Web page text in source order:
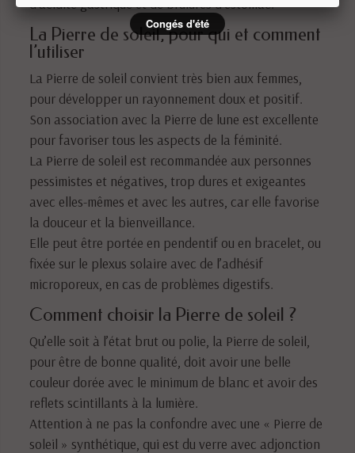
La Pierre de soleil, pour qui et comment
l’utiliser
La Pierre de soleil convient très bien aux femmes,
pour développer un rayonnement doux et positif.
Son association avec la Pierre de lune est excellente
pour favoriser tous les aspects de la féminité.
La Pierre de soleil est recommandée aux personnes
pessimistes et négatives, trop dures et exigeantes
avec elles-mêmes et avec les autres, car elle favorise
la douceur et la bienveillance.
Elle peut être portée en pendentif ou en bracelet, ou
fixée sur le plexus solaire avec de l’adhésif
microporeux, en cas de problèmes digestifs.
Comment choisir la Pierre de soleil ?
Qu’elle soit à l’état brut ou polie, la Pierre de soleil,
pour être de bonne qualité, doit avoir une belle
couleur dorée avec le minimum de blanc et avoir des
reflets scintillants à la lumière.
Attention à ne pas la confondre avec une « Pierre de
soleil » synthétique, qui est du verre avec adjonction
Congés d'été